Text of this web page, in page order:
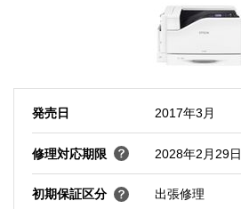
発売日 2017年3月
修理対応期限 2028年2月29日
初期保証区分 出張修理